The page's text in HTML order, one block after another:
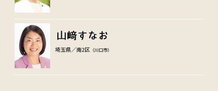
埼玉県／南2区 （川口市）